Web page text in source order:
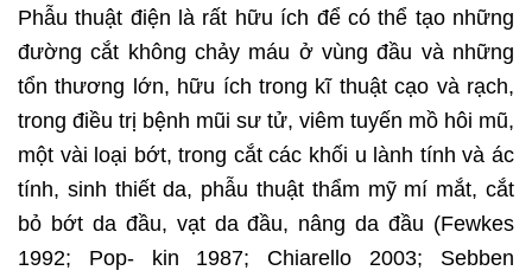
Phẫu thuật điện là rất hữu ích để có thể tạo những
đường cắt không chảy máu ở vùng đầu và những
tổn thương lớn, hữu ích trong kĩ thuật cạo và rạch,
trong điều trị bệnh mũi sư tử, viêm tuyến mồ hôi mũ,
một vài loại bớt, trong cắt các khối u lành tính và ác
tính, sinh thiết da, phẫu thuật thẩm mỹ mí mắt, cắt
bỏ bớt da đầu, vạt da đầu, nâng da đầu (Fewkes
1992; Pop- kin 1987; Chiarello 2003; Sebben